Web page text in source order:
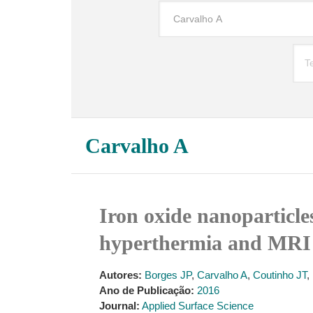
Carvalho A
Iron oxide
hyperthermia and
Autores: Borges JP, Carvalho A, Coutinho JT,
Ano de Publicação: 2016
Journal: Applied Surface Science